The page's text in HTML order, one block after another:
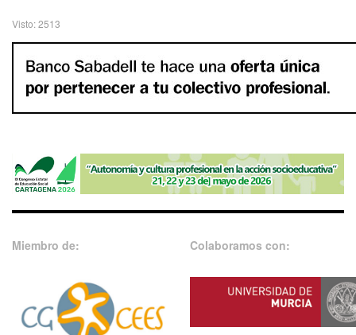
Visto: 2513
Miembro de: Colaboramos con: